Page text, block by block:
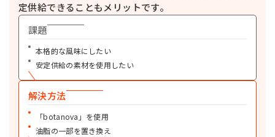
詳細を見る
クラフトパウダー ラード風味
香味油配合の機能性粉末油脂です。ラード風味を付与しながら、食感改良効
果を発揮します。幅広い用途に対応でき、プラントベース仕様の食品にもお
使いいただけます。
詳細を見る
エレメント215 粉末油脂
アレルギー特定原材料を配合していない機能性粉末油脂です。麺類、菓子、
総菜、飲料など食品全般の食感改良に効果を発揮します。
定供給できることもメリットです。
課題
本格的な風味にしたい
安定供給の素材を使用したい
解決方法
「botanova」を使用
油脂の一部を置き換え